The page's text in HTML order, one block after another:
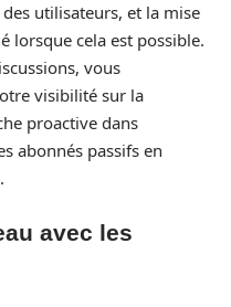
utilisateurs, et la mise
lorsque cela est possible.
vous
visibilité sur la
proactive dans
abonnés passifs en
avec les